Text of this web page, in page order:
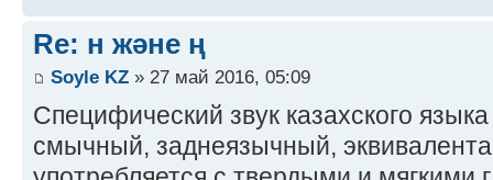
Re: н және ң
Soyle KZ » 27 май 2016, 05:09
Специфический звук казахского
смычный, заднеязычный,